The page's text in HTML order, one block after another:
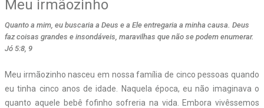
Meu irmãozinho
Quanto a mim, eu buscaria a Deus e a Ele entregaria a minha causa. Deus
faz coisas grandes e insondáveis, maravilhas que não se podem enumerar.
Jó 5:8, 9
Meu irmãozinho nasceu em nossa família de cinco pessoas quando
eu tinha cinco anos de idade. Naquela época, eu não imaginava o
quanto aquele bebê fofinho sofreria na vida. Embora vivêssemos